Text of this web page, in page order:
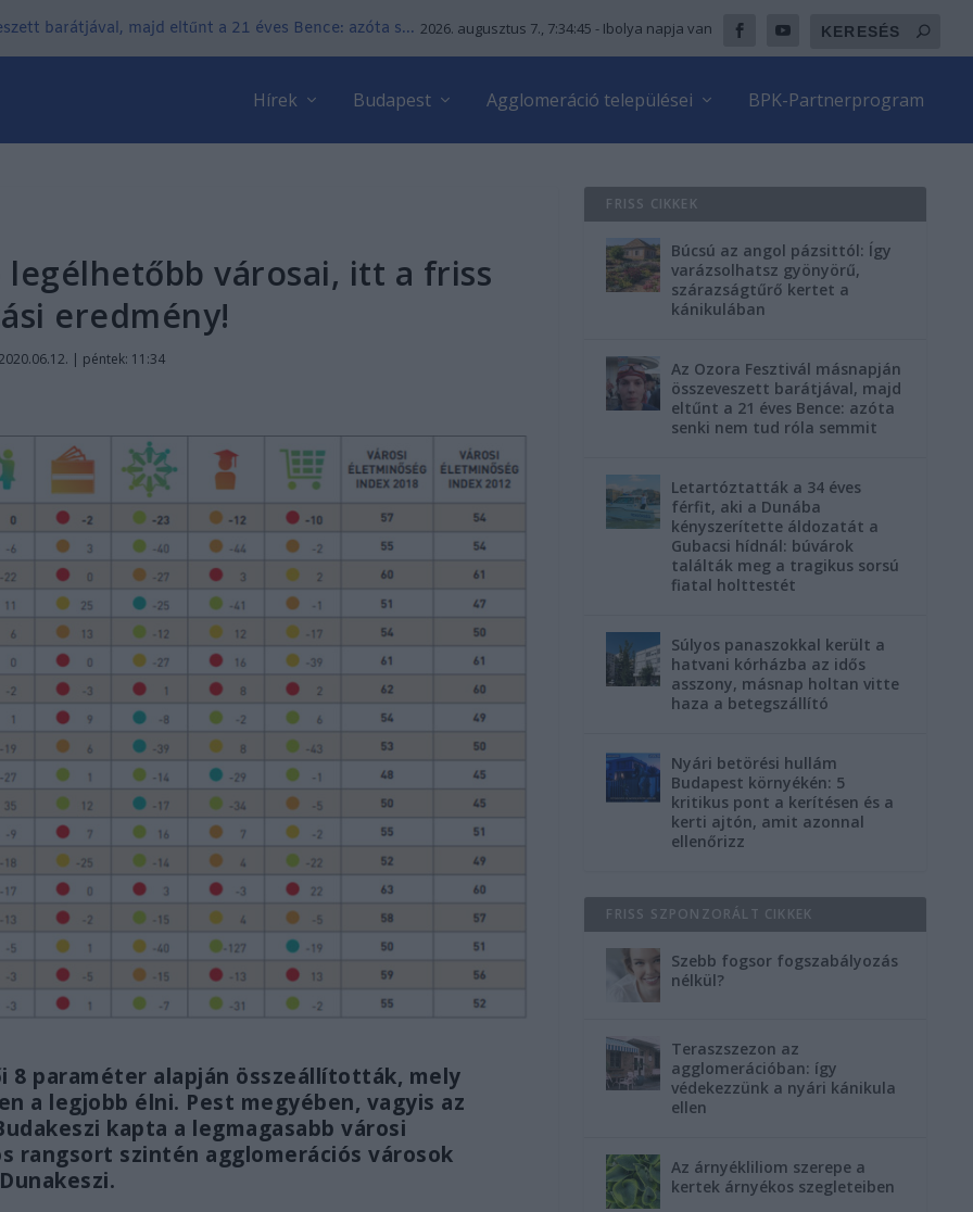
barátjával, majd eltűnt a 21 éves Bence: azóta s... 2026. augusztus 7., 7:34:46 - Ibolya napja van
Hírek Budapest Agglomeráció települései BPK-Partnerprogram
legélhetőbb városai, itt a friss
eredmény!
| péntek: 11:34
8 paraméter alapján összeállították, mely
a legjobb élni. Pest megyében, vagyis az
kapta a legmagasabb városi
rangsort szintén agglomerációs városok
FRISS CIKKEK
Búcsú az angol pázsittól: Így
varázsolhatsz gyönyörű,
szárazságtűrő kertet a
kánikulában
Az Ozora Fesztivál másnapján
összeveszett barátjával, majd
eltűnt a 21 éves Bence: azóta
senki nem tud róla semmit
Letartóztatták a 34 éves
férfit, aki a Dunába
kényszerítette áldozatát a
Gubacsi hídnál: búvárok
találták meg a tragikus sorsú
fiatal holttestét
Súlyos panaszokkal került a
hatvani kórházba az idős
asszony, másnap holtan vitte
haza a betegszállító
Nyári betörési hullám
Budapest környékén: 5
kritikus pont a kerítésen és a
kerti ajtón, amit azonnal
ellenőrizz
FRISS SZPONZORÁLT CIKKEK
Szebb fogsor fogszabályozás
nélkül?
Teraszszezon az
agglomerációban: így
védekezzünk a nyári kánikula
ellen
Az árnyékliliom szerepe a
kertek árnyékos szegleteiben